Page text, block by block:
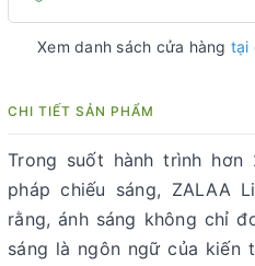
Xem danh sách cửa hàng tại
CHI TIẾT SẢN PHẨM
Trong suốt hành trình
pháp chiếu sáng, ZALAA
rằng, ánh sáng không chỉ
sáng là ngôn ngữ của kiến